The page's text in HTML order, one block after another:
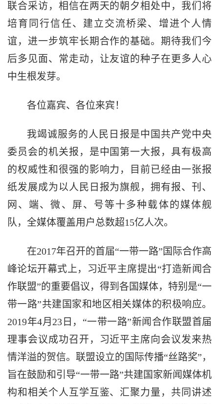
联合采访，相信在两天的朝夕相处中，我们将
培育同行信任、建立交流桥梁、增进个人情
谊，进一步筑牢长期合作的基础。期待我们今
后多见面、常走动，让友谊的种子在更多人心
中生根发芽。
各位嘉宾、各位来宾！
我竭诚服务的人民日报是中国共产党中央
委员会的机关报，是中国第一大报，具有极高
的权威性和很强的影响力，目前已经由一张报
纸发展成为以人民日报为旗舰，拥有报、刊、
网、端、微、屏、号等十多种载体的媒体舰
队，全媒体覆盖用户总数超15亿人次。
在2017年召开的首届“一带一路”国际合作高
峰论坛开幕式上，习近平主席提出“打造新闻合
作联盟”的重要倡议，得到各国媒体，特别是“一
带一路”共建国家和地区相关媒体的积极响应。
2019年4月23日，“一带一路”新闻合作联盟首届
理事会议成功召开，习近平主席向会议发来热
情洋溢的贺信。联盟设立的国际传播“丝路奖”，
旨在鼓励和引导“一带一路”共建国家新闻媒体机
构和相关个人互学互鉴、汇聚力量，共同讲述